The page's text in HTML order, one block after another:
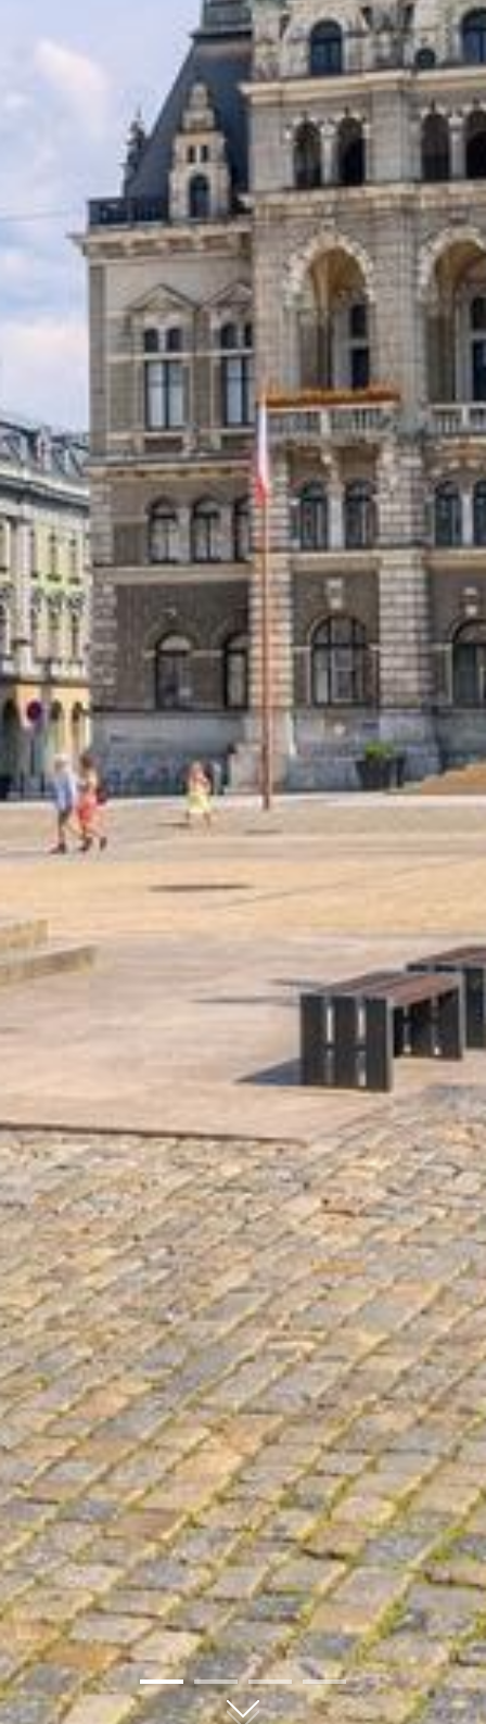
01 02 03 04